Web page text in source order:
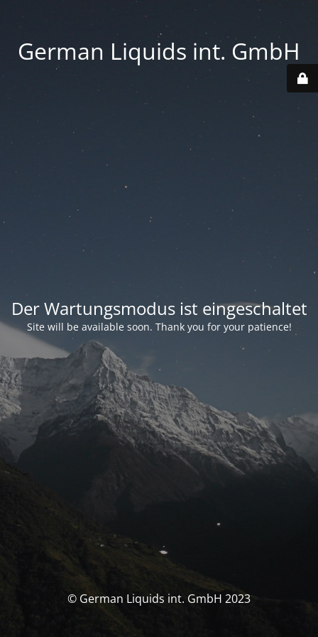
German Liquids int. GmbH
Der Wartungsmodus ist eingeschaltet
Site will be available soon. Thank you for your patience!
© German Liquids int. GmbH 2023